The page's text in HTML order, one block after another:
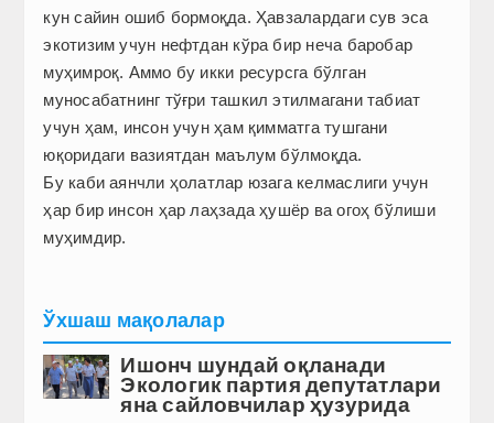
кун сайин ошиб бормоқда. Ҳавзалардаги сув эса
экотизим учун нефтдан кўра бир неча баробар
муҳимроқ. Аммо бу икки ресурсга бўлган
муносабатнинг тўғри ташкил этилмагани табиат
учун ҳам, инсон учун ҳам қимматга тушгани
юқоридаги вазиятдан маълум бўлмоқда.
Бу каби аянчли ҳолатлар юзага келмаслиги учун
ҳар бир инсон ҳар лаҳзада ҳушёр ва огоҳ бўлиши
муҳимдир.
Ўхшаш мақолалар
Ишонч шундай оқланади
Экологик партия депутатлари
яна сайловчилар ҳузурида